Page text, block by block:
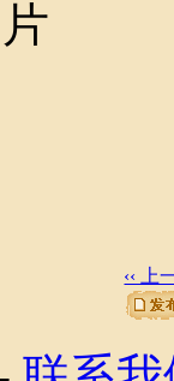
‹‹ 上